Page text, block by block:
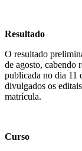
Resultado
O resultado
de agosto, cabendo
publicada no dia 11
divulgados os
matrícula.
Curso